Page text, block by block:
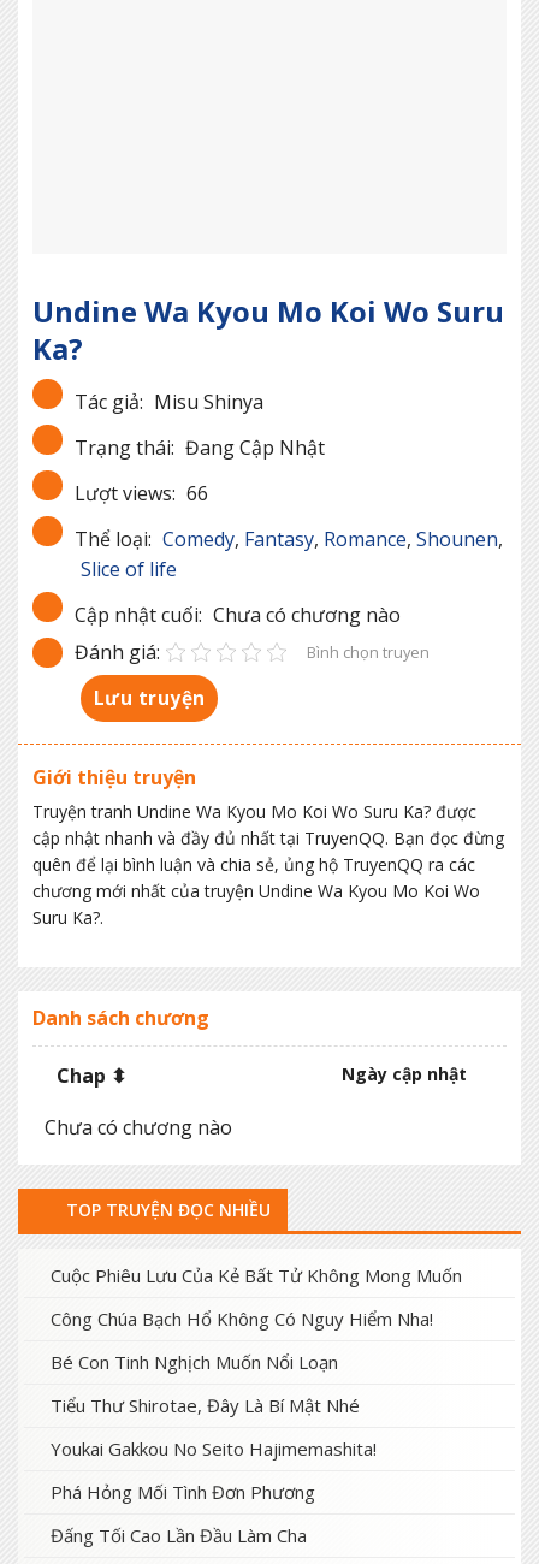
Undine Wa Kyou Mo Koi Wo Suru
Ka?
Tác giả: Misu Shinya
Trạng thái: Đang Cập Nhật
Lượt views: 66
Thể loại: Comedy, Fantasy, Romance, Shounen,
Slice of life
Cập nhật cuối: Chưa có chương nào
Đánh giá:
Bình chọn truyen
Lưu truyện
Giới thiệu truyện
Truyện tranh Undine Wa Kyou Mo Koi Wo Suru Ka? được
cập nhật nhanh và đầy đủ nhất tại TruyenQQ. Bạn đọc đừng
quên để lại bình luận và chia sẻ, ủng hộ TruyenQQ ra các
chương mới nhất của truyện Undine Wa Kyou Mo Koi Wo
Suru Ka?.
Danh sách chương
Chap ⬍ Ngày cập nhật
Chưa có chương nào
TOP TRUYỆN ĐỌC NHIỀU
Cuộc Phiêu Lưu Của Kẻ Bất Tử Không Mong Muốn
Công Chúa Bạch Hổ Không Có Nguy Hiểm Nha!
Bé Con Tinh Nghịch Muốn Nổi Loạn
Tiểu Thư Shirotae, Đây Là Bí Mật Nhé
Youkai Gakkou No Seito Hajimemashita!
Phá Hỏng Mối Tình Đơn Phương
Đấng Tối Cao Lần Đầu Làm Cha